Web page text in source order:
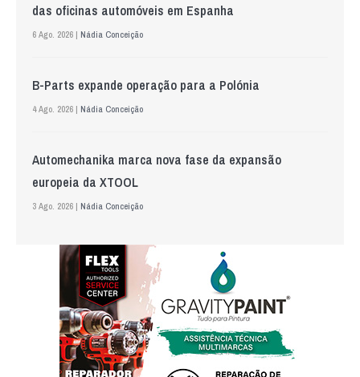
das oficinas automóveis em Espanha
6 Ago. 2026 | Nádia Conceição
B-Parts expande operação para a Polónia
4 Ago. 2026 | Nádia Conceição
Automechanika marca nova fase da expansão
europeia da XTOOL
3 Ago. 2026 | Nádia Conceição